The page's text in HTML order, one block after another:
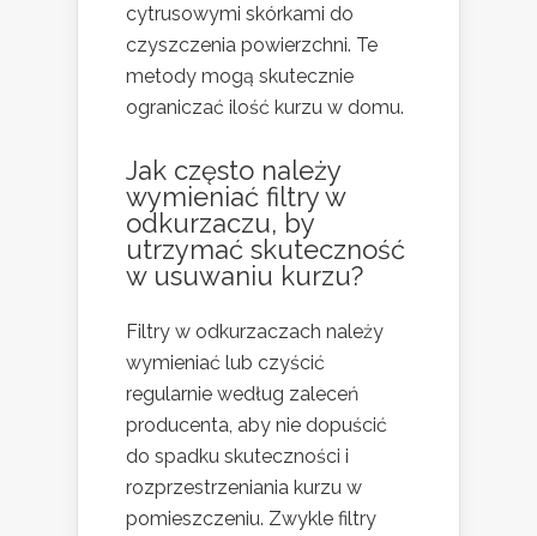
cytrusowymi skórkami do
czyszczenia powierzchni. Te
metody mogą skutecznie
ograniczać ilość kurzu w domu.
Jak często należy
wymieniać filtry w
odkurzaczu, by
utrzymać skuteczność
w usuwaniu kurzu?
Filtry w odkurzaczach należy
wymieniać lub czyścić
regularnie według zaleceń
producenta, aby nie dopuścić
do spadku skuteczności i
rozprzestrzeniania kurzu w
pomieszczeniu. Zwykle filtry